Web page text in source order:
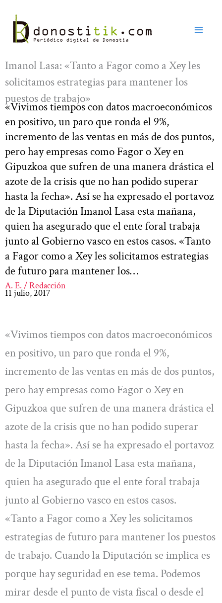
contenido
Imanol Lasa: «Tanto a Fagor como a Xey les
solicitamos estrategias para mantener los
puestos de trabajo»
«Vivimos tiempos con datos macroeconómicos
en positivo, un paro que ronda el 9%,
incremento de las ventas en más de dos puntos,
pero hay empresas como Fagor o Xey en
Gipuzkoa que sufren de una manera drástica el
azote de la crisis que no han podido superar
hasta la fecha». Así se ha expresado el portavoz
de la Diputación Imanol Lasa esta mañana,
quien ha asegurado que el ente foral trabaja
junto al Gobierno vasco en estos casos. «Tanto
a Fagor como a Xey les solicitamos estrategias
de futuro para mantener los…
A. E. / Redacción
11 julio, 2017
«Vivimos tiempos con datos macroeconómicos
en positivo, un paro que ronda el 9%,
incremento de las ventas en más de dos puntos,
pero hay empresas como Fagor o Xey en
Gipuzkoa que sufren de una manera drástica el
azote de la crisis que no han podido superar
hasta la fecha». Así se ha expresado el portavoz
de la Diputación Imanol Lasa esta mañana,
quien ha asegurado que el ente foral trabaja
junto al Gobierno vasco en estos casos.
«Tanto a Fagor como a Xey les solicitamos
estrategias de futuro para mantener los puestos
de trabajo. Cuando la Diputación se implica es
porque hay seguridad en ese tema. Podemos
mirar desde el punto de vista fiscal o desde el